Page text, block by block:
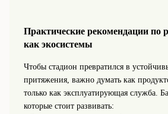
Практические рекомендации по
как экосистемы
Чтобы стадион превратился в
притяжения, важно думать как
только как эксплуатирующая служба.
которые стоит развивать: